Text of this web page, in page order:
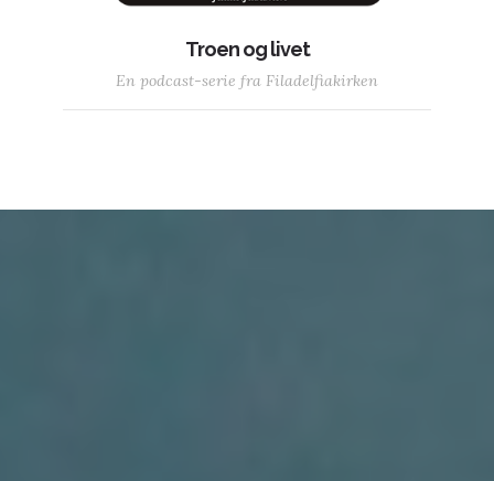
Troen og livet
En podcast-serie fra Filadelfiakirken